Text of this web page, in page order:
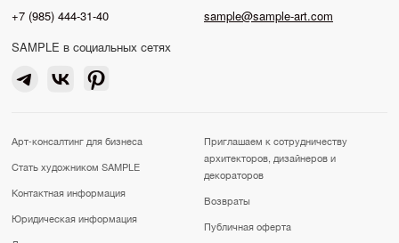
+7 (985) 444-31-40
sample@sample-art.com
SAMPLE в социальных сетях
Арт-консалтинг для бизнеса
Стать художником SAMPLE
Контактная информация
Юридическая информация
Приглашаем к сотрудничеству
архитекторов, дизайнеров и
декораторов
Возвраты
Публичная оферта